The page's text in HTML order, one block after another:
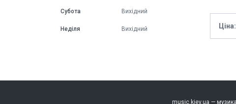
Ціна:
Субота Вихідний
Неділя Вихідний